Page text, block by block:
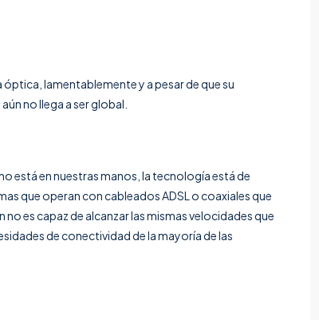
lamentablemente y a pesar de que su
no llega a ser global.
está en nuestras manos, la tecnología está de
que operan con cableados ADSL o coaxiales que
es capaz de alcanzar las mismas velocidades que
de conectividad de la mayoría de las